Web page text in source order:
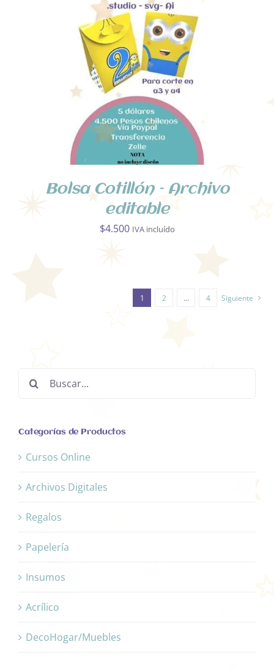
AÑADIR AL CARRITO
/
Bolsa Cotillón – Archivo
editable
$4.500 IVA incluído
1 2 … 4 Siguiente
Buscar:
Categorías de Productos
Cursos Online
Archivos Digitales
Regalos
Papelería
Insumos
Acrílico
DecoHogar/Muebles